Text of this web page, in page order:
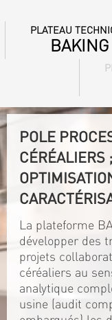
PLATEAU
BAKING
POLE
CÉRÉALIERS
La plateforme
développer des
projets
céréaliers au
analytique
usine (audit